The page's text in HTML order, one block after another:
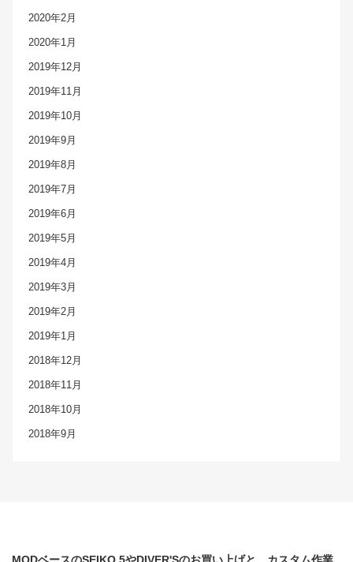
2020年2月
2020年1月
2019年12月
2019年11月
2019年10月
2019年9月
2019年8月
2019年7月
2019年6月
2019年5月
2019年4月
2019年3月
2019年2月
2019年1月
2018年12月
2018年11月
2018年10月
2018年9月